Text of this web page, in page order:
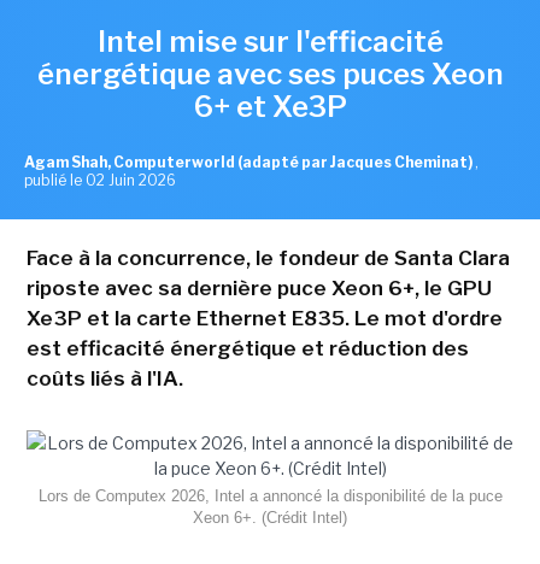
Intel mise sur l'efficacité
énergétique avec ses puces Xeon
6+ et Xe3P
Agam Shah, Computerworld (adapté par Jacques Cheminat) ,
publié le 02 Juin 2026
Face à la concurrence, le fondeur de Santa Clara
riposte avec sa dernière puce Xeon 6+, le GPU
Xe3P et la carte Ethernet E835. Le mot d'ordre
est efficacité énergétique et réduction des
coûts liés à l'IA.
Lors de Computex 2026, Intel a annoncé la disponibilité de la puce
Xeon 6+. (Crédit Intel)